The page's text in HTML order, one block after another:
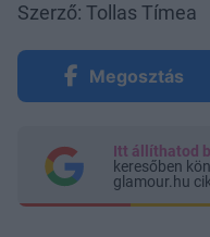
Szerző: Tollas Tímea
Megosztás
Itt állíthatod
keresőben
glamour.hu